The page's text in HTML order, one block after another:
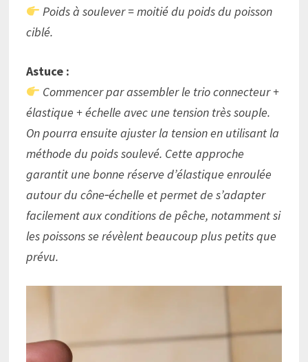
Poids à soulever = moitié du poids du poisson
ciblé.
Astuce :
Commencer par assembler le trio connecteur +
élastique + échelle avec une tension très souple.
On pourra ensuite ajuster la tension en utilisant la
méthode du poids soulevé. Cette approche
garantit une bonne réserve d’élastique enroulée
autour du cône‑échelle et permet de s’adapter
facilement aux conditions de pêche, notamment si
les poissons se révèlent beaucoup plus petits que
prévu.